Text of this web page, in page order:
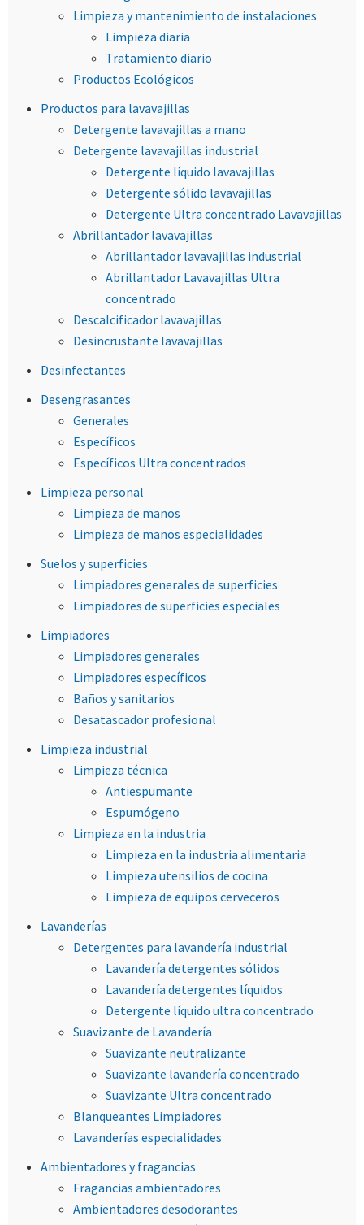
Limpieza y mantenimiento de instalaciones
Limpieza diaria
Tratamiento diario
Productos Ecológicos
Productos para lavavajillas
Detergente lavavajillas a mano
Detergente lavavajillas industrial
Detergente líquido lavavajillas
Detergente sólido lavavajillas
Detergente Ultra concentrado Lavavajillas
Abrillantador lavavajillas
Abrillantador lavavajillas industrial
Abrillantador Lavavajillas Ultra
concentrado
Descalcificador lavavajillas
Desincrustante lavavajillas
Desinfectantes
Desengrasantes
Generales
Específicos
Específicos Ultra concentrados
Limpieza personal
Limpieza de manos
Limpieza de manos especialidades
Suelos y superficies
Limpiadores generales de superficies
Limpiadores de superficies especiales
Limpiadores
Limpiadores generales
Limpiadores específicos
Baños y sanitarios
Desatascador profesional
Limpieza industrial
Limpieza técnica
Antiespumante
Espumógeno
Limpieza en la industria
Limpieza en la industria alimentaria
Limpieza utensilios de cocina
Limpieza de equipos cerveceros
Lavanderías
Detergentes para lavandería industrial
Lavandería detergentes sólidos
Lavandería detergentes líquidos
Detergente líquido ultra concentrado
Suavizante de Lavandería
Suavizante neutralizante
Suavizante lavandería concentrado
Suavizante Ultra concentrado
Blanqueantes Limpiadores
Lavanderías especialidades
Ambientadores y fragancias
Fragancias ambientadores
Ambientadores desodorantes